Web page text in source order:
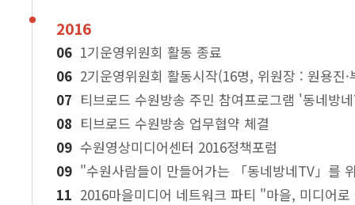
2016
1기운영위원회 활동 종료
2기운영위원회 활동시작(16명, 위원장 : 원용진
티브로드 수원방송 주민 참여프로그램 '동네방
티브로드 수원방송 업무협약 체결
수원영상미디어센터 2016정책포럼
"수원사람들이 만들어가는 「동네방네TV」를
2016마을미디어 네트워크 파티 "마을, 미디어